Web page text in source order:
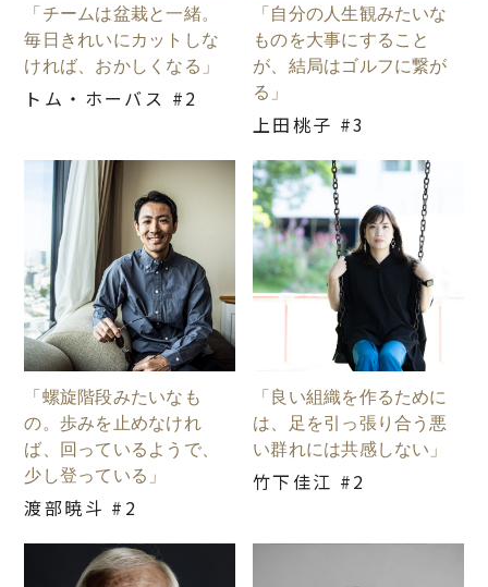
「チームは盆栽と一緒。
毎日きれいにカットしな
ければ、おかしくなる」
トム・ホーバス #2
「自分の人生観みたいな
ものを大事にすること
が、結局はゴルフに繋が
る」
上田桃子 #3
「螺旋階段みたいなも
の。歩みを止めなけれ
ば、回っているようで、
少し登っている」
渡部暁斗 #2
「良い組織を作るために
は、足を引っ張り合う悪
い群れには共感しない」
竹下佳江 #2